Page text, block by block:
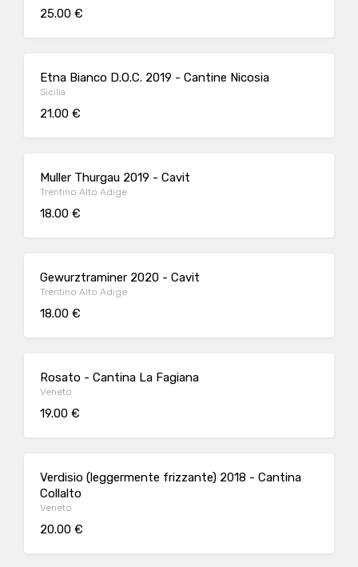
25.00 €
Etna Bianco D.O.C. 2019 - Cantine Nicosia
Sicilia
21.00 €
Muller Thurgau 2019 - Cavit
Trentino Alto Adige
18.00 €
Gewurztraminer 2020 - Cavit
Trentino Alto Adige
18.00 €
Rosato - Cantina La Fagiana
Veneto
19.00 €
Verdisio (leggermente frizzante) 2018 - Cantina
Collalto
Veneto
20.00 €